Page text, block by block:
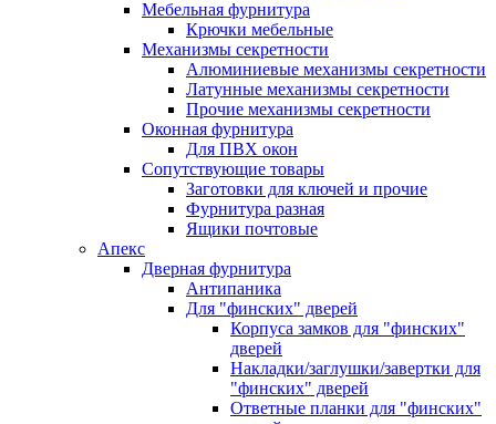
Мебельная фурнитура
Крючки мебельные
Механизмы секретности
Алюминиевые механизмы секретности
Латунные механизмы секретности
Прочие механизмы секретности
Оконная фурнитура
Для ПВХ окон
Сопутствующие товары
Заготовки для ключей и прочие
Фурнитура разная
Ящики почтовые
Апекс
Дверная фурнитура
Антипаника
Для "финских" дверей
Корпуса замков для "финских"
дверей
Накладки/заглушки/завертки для
"финских" дверей
Ответные планки для "финских"